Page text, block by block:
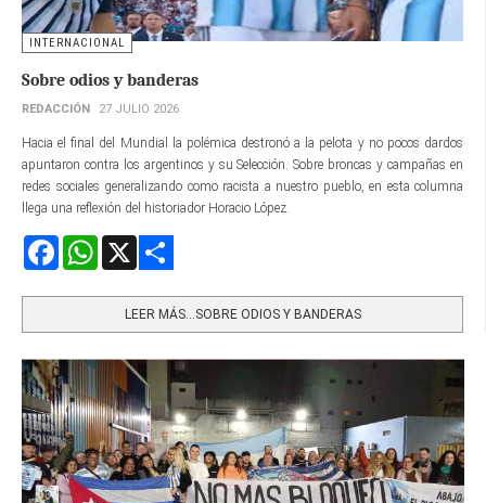
INTERNACIONAL
Sobre odios y banderas
REDACCIÓN 27 JULIO 2026
Hacia el final del Mundial la polémica destronó a la pelota y no pocos dardos
apuntaron contra los argentinos y su Selección. Sobre broncas y campañas en
redes sociales generalizando como racista a nuestro pueblo, en esta columna
llega una reflexión del historiador Horacio López.
FacebookWhatsApp
LEER MÁS…SOBRE ODIOS Y BANDERAS